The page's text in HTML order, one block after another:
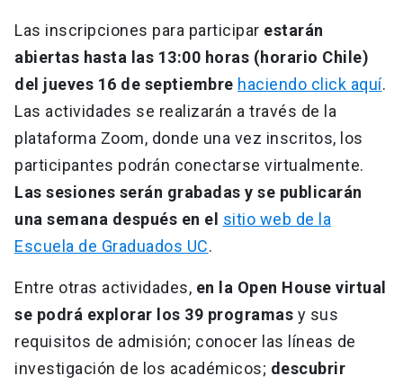
Las inscripciones para participar estarán
abiertas hasta las 13:00 horas (horario Chile)
del jueves 16 de septiembre haciendo click aquí.
Las actividades se realizarán a través de la
plataforma Zoom, donde una vez inscritos, los
participantes podrán conectarse virtualmente.
Las sesiones serán grabadas y se publicarán
una semana después en el sitio web de la
Escuela de Graduados UC.
Entre otras actividades, en la Open House virtual
se podrá explorar los 39 programas y sus
requisitos de admisión; conocer las líneas de
investigación de los académicos; descubrir